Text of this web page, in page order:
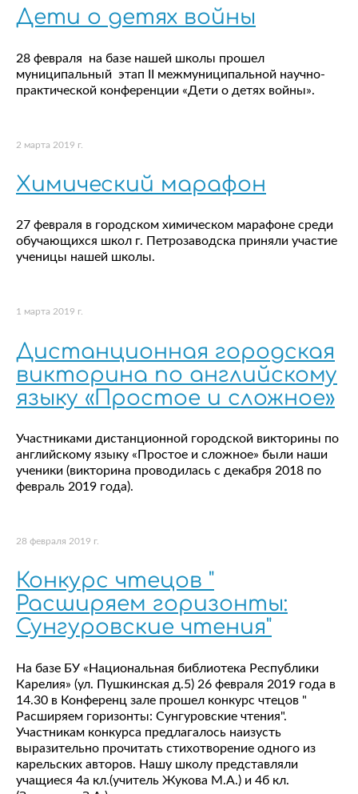
Дети о детях войны
28 февраля на базе нашей школы прошел
муниципальный этап II межмуниципальной научно-
практической конференции «Дети о детях войны».
2 марта 2019 г.
Химический марафон
27 февраля в городском химическом марафоне среди
обучающихся школ г. Петрозаводска приняли участие
ученицы нашей школы.
1 марта 2019 г.
Дистанционная городская
викторина по английскому
языку «Простое и сложное»
Участниками дистанционной городской викторины по
английскому языку «Простое и сложное» были наши
ученики (викторина проводилась с декабря 2018 по
февраль 2019 года).
28 февраля 2019 г.
Конкурс чтецов "
Расширяем горизонты:
Сунгуровские чтения"
На базе БУ «Национальная библиотека Республики
Карелия» (ул. Пушкинская д.5) 26 февраля 2019 года в
14.30 в Конференц зале прошел конкурс чтецов "
Расширяем горизонты: Сунгуровские чтения".
Участникам конкурса предлагалось наизусть
выразительно прочитать стихотворение одного из
карельских авторов. Нашу школу представляли
учащиеся 4а кл.(учитель Жукова М.А.) и 4б кл.